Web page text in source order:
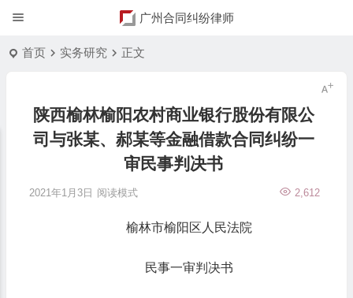
广州合同纠纷律师
首页 实务研究 正文
陕西榆林榆阳农村商业银行股份有限公
司与张某、郝某等金融借款合同纠纷一
审民事判决书
2021年1月3日 2,612
阅读模式
榆林市榆阳区人民法院
民事一审判决书